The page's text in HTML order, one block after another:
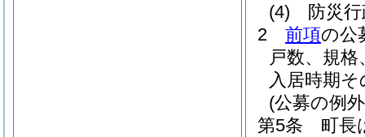
(4)
防災
2
前項の公
戸数、規
入居時期
(公募の例
第5条
町長